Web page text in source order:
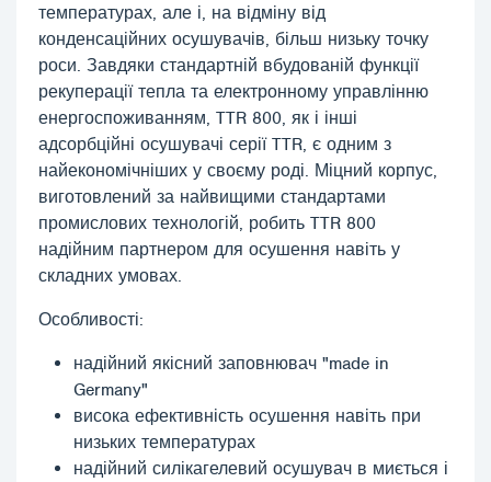
температурах, але і, на відміну від
конденсаційних осушувачів, більш низьку точку
роси. Завдяки стандартній вбудованій функції
рекуперації тепла та електронному управлінню
енергоспоживанням, TTR 800, як і інші
адсорбційні осушувачі серії TTR, є одним з
найекономічніших у своєму роді. Міцний корпус,
виготовлений за найвищими стандартами
промислових технологій, робить TTR 800
надійним партнером для осушення навіть у
складних умовах.
Особливості:
надійний якісний заповнювач "made in
Germany"
висока ефективність осушення навіть при
низьких температурах
надійний силікагелевий осушувач в миється і